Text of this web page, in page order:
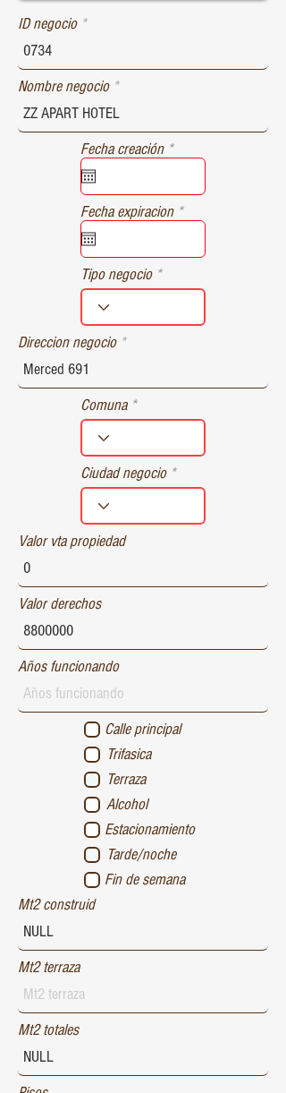
ID negocio
Nombre negocio
Fecha creación *r
e
u
i
d
Fecha expiracion *r
e
u
r
d
Tipo negocio
Direccion negocio
Comuna
Ciudad negocio
Valor vta propiedad
Valor derechos
Años funcionando
Calle principal
Trifasica
Terraza
Alcohol
Estacionamiento
Tarde/noche
Fin de semana
Mt2 construid
Mt2 terraza
Mt2 totales